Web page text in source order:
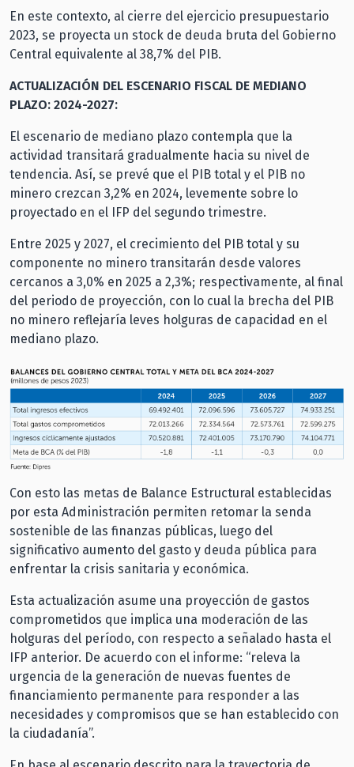
En este contexto, al cierre del ejercicio presupuestario
2023, se proyecta un stock de deuda bruta del Gobierno
Central equivalente al 38,7% del PIB.
ACTUALIZACIÓN DEL ESCENARIO FISCAL DE MEDIANO
PLAZO: 2024-2027:
El escenario de mediano plazo contempla que la
actividad transitará gradualmente hacia su nivel de
tendencia. Así, se prevé que el PIB total y el PIB no
minero crezcan 3,2% en 2024, levemente sobre lo
proyectado en el IFP del segundo trimestre.
Entre 2025 y 2027, el crecimiento del PIB total y su
componente no minero transitarán desde valores
cercanos a 3,0% en 2025 a 2,3%; respectivamente, al final
del periodo de proyección, con lo cual la brecha del PIB
no minero reflejaría leves holguras de capacidad en el
mediano plazo.
Con esto las metas de Balance Estructural establecidas
por esta Administración permiten retomar la senda
sostenible de las finanzas públicas, luego del
significativo aumento del gasto y deuda pública para
enfrentar la crisis sanitaria y económica.
Esta actualización asume una proyección de gastos
comprometidos que implica una moderación de las
holguras del período, con respecto a señalado hasta el
IFP anterior. De acuerdo con el informe: “releva la
urgencia de la generación de nuevas fuentes de
financiamiento permanente para responder a las
necesidades y compromisos que se han establecido con
la ciudadanía”.